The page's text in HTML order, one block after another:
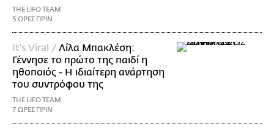
THE LIFO TEAM
5 ΩΡΕΣ ΠΡΙΝ
It's Viral /Λίλα Μπακλέση:
Γέννησε το πρώτο της παιδί η
ηθοποιός - Η ιδιαίτερη ανάρτηση
του συντρόφου της
THE LIFO TEAM
7 ΩΡΕΣ ΠΡΙΝ